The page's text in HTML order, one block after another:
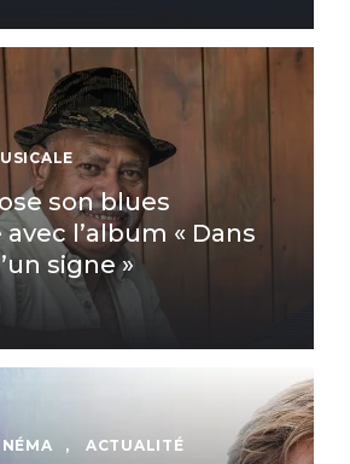
son blues
l’album « Dans
signe »
,
ACTUALITÉ